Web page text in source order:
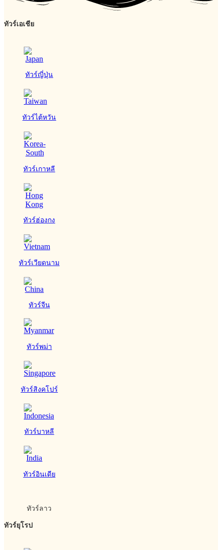
ทัวร์เอเชีย
ทัวร์ญี่ปุ่น
ทัวร์ไต้หวัน
ทัวร์เกาหลี
ทัวร์ฮ่องกง
ทัวร์เวียดนาม
ทัวร์จีน
ทัวร์พม่า
ทัวร์สิงคโปร์
ทัวร์บาหลี
ทัวร์อินเดีย
ทัวร์ลาว
ทัวร์ยุโรป